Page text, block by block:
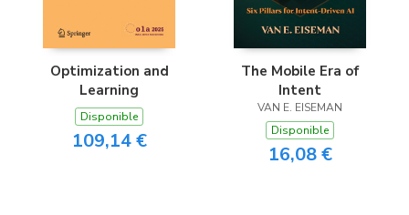
Optimization and
Learning
Disponible
109,14 €
The Mobile Era of
Intent
VAN E. EISEMAN
Disponible
16,08 €